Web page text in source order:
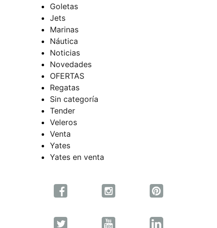
Goletas
Jets
Marinas
Náutica
Noticias
Novedades
OFERTAS
Regatas
Sin categoría
Tender
Veleros
Venta
Yates
Yates en venta